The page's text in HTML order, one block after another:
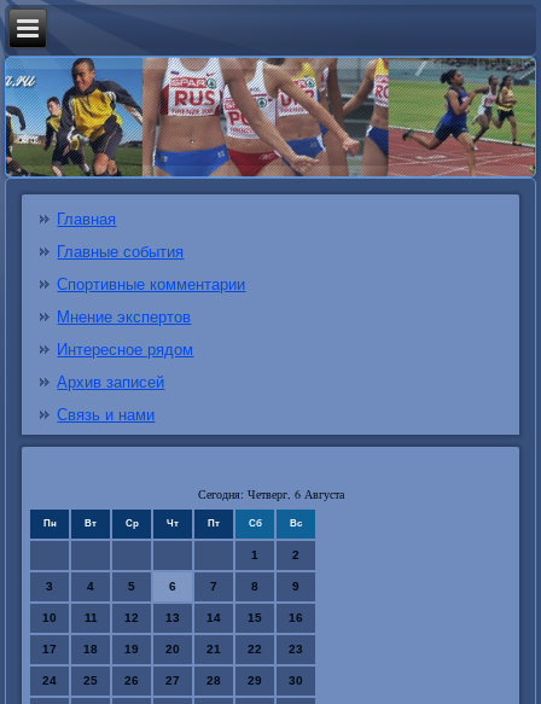
Главная
Главные события
Спортивные комментарии
Мнение экспертов
Интересное рядом
Архив записей
Связь и нами
Сегодня: Четверг, 6 Августа
Пн Вт Ср Чт Пт Сб Вс
1 2
3 4 5 6 7 8 9
10 11 12 13 14 15 16
17 18 19 20 21 22 23
24 25 26 27 28 29 30